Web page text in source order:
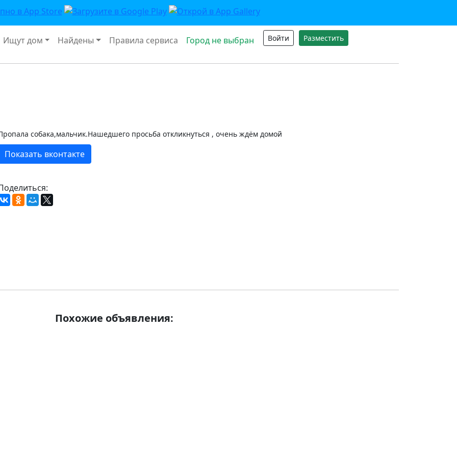
Ищут дом Найдены Правила сервиса Город не выбран Войти Разместить
собака,мальчик.Нашедшего просьба откликнуться , очень ждём домой
Показать вконтакте
Похожие объявления: